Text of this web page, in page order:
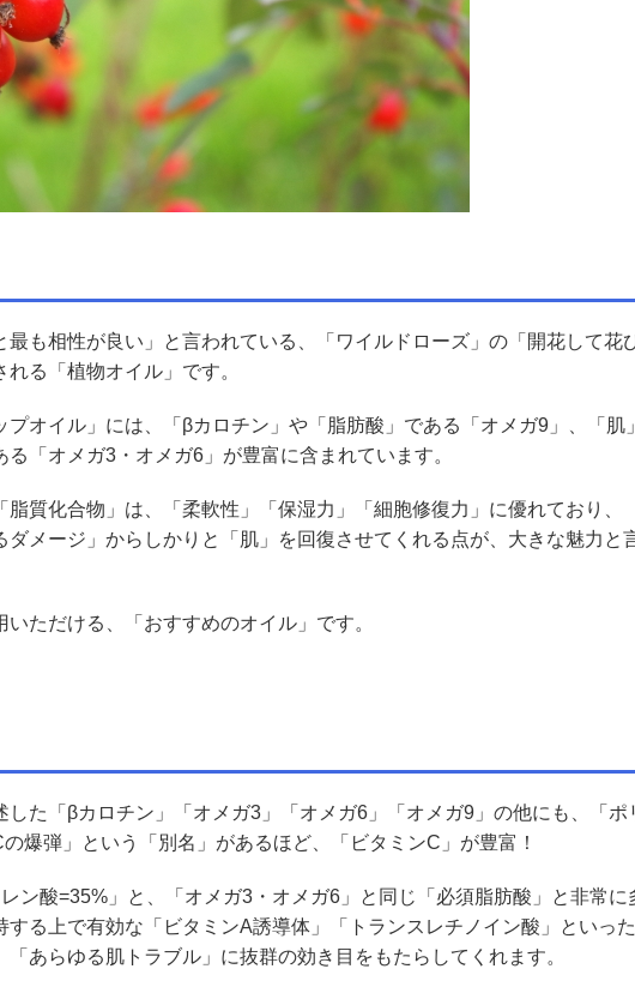
最も相性が良い」と言われている、「ワイルドローズ」の「開花して花
る「植物オイル」です。
オイル」には、「βカロチン」や「脂肪酸」である「オメガ9」、「肌」
「オメガ3・オメガ6」が豊富に含まれています。
質化合物」は、「柔軟性」「保湿力」「細胞修復力」に優れており、
ダメージ」からしかりと「肌」を回復させてくれる点が、大きな魅力と
いただける、「おすすめのオイル」です。
した「βカロチン」「オメガ3」「オメガ6」「オメガ9」の他にも、「ポ
爆弾」という「別名」があるほど、「ビタミンC」が豊富！
ン酸=35%」と、「オメガ3・オメガ6」と同じ「必須脂肪酸」と非常に
する上で有効な「ビタミンA誘導体」「トランスレチノイン酸」といった
「あらゆる肌トラブル」に抜群の効き目をもたらしてくれます。